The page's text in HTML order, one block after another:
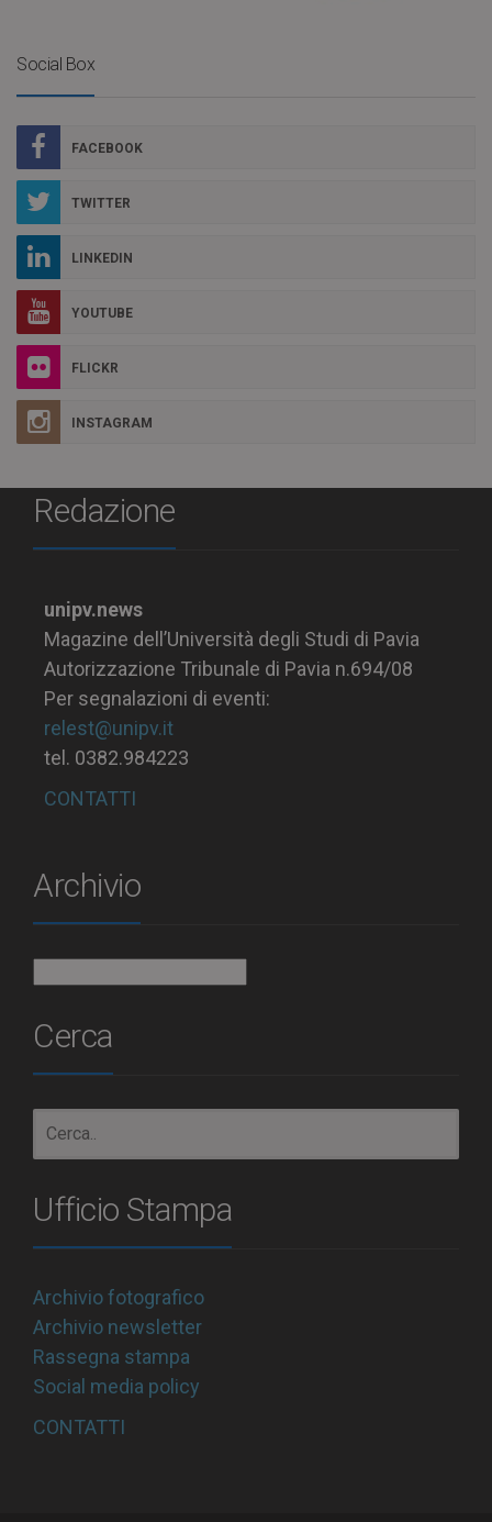
Social Box
FACEBOOK
TWITTER
LINKEDIN
YOUTUBE
FLICKR
INSTAGRAM
Redazione
unipv.news
Magazine dell’Università degli Studi di Pavia
Autorizzazione Tribunale di Pavia n.694/08
Per segnalazioni di eventi:
relest@unipv.it
tel. 0382.984223
CONTATTI
Archivio
Cerca
Ufficio Stampa
Archivio fotografico
Archivio newsletter
Rassegna stampa
Social media policy
CONTATTI